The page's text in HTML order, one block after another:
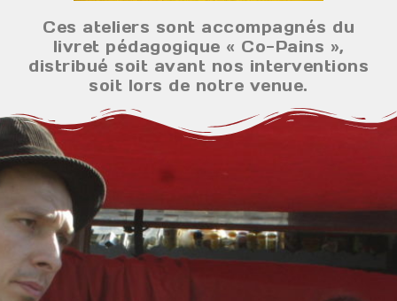
Ces ateliers sont accompagnés du
livret pédagogique « Co-Pains »,
distribué soit avant nos interventions
soit lors de notre venue.